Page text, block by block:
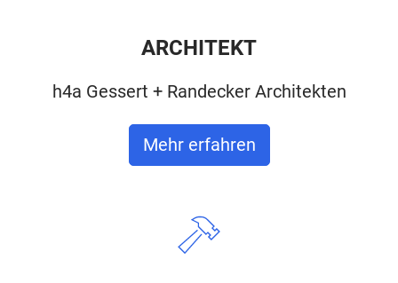
ARCHITEKT
h4a Gessert + Randecker Architekten
Mehr erfahren